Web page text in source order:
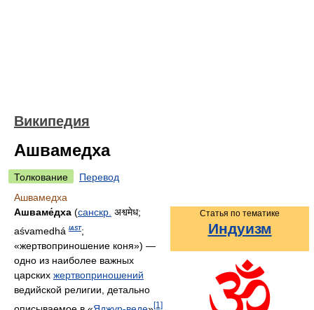
Википедия
Ашвамедха
Толкование
Перевод
Ашвамедха
Статья по тематике
Индуизм
Ашваме́дха (санскр. अश्वमेध;
aśvamedhá IAST;
«жертвоприношение коня») —
одно из наиболее важных
царских жертвоприношений
ведийской религии, детально
[1]